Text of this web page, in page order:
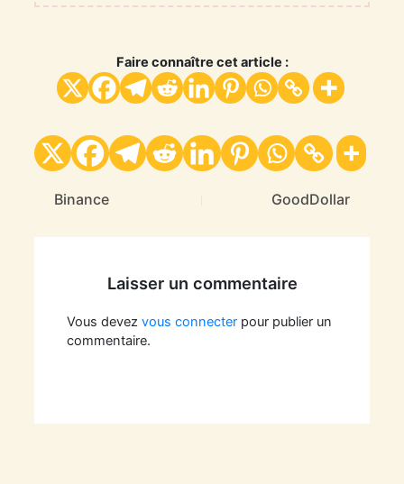
Faire connaître cet article :
Binance GoodDollar
Laisser un commentaire
Vous devezvous connecter pour publier un
commentaire.